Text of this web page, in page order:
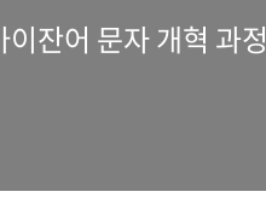
잔어 문자 개혁 과정